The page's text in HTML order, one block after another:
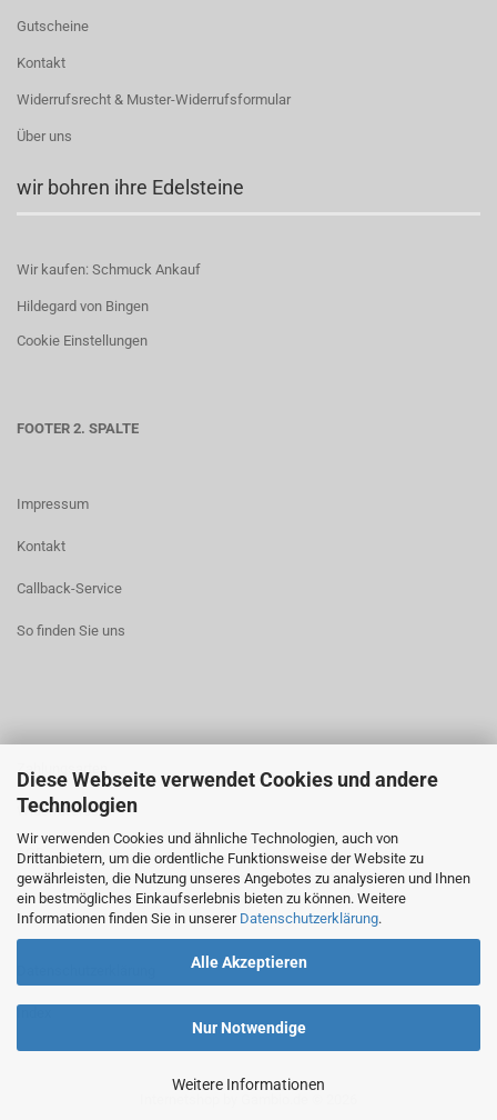
Diese Webseite verwendet Cookies und andere
Technologien
Wir verwenden Cookies und ähnliche Technologien, auch von
Drittanbietern, um die ordentliche Funktionsweise der Website zu
gewährleisten, die Nutzung unseres Angebotes zu analysieren und Ihnen
ein bestmögliches Einkaufserlebnis bieten zu können. Weitere
Informationen finden Sie in unserer Datenschutzerklärung.
Alle Akzeptieren
Nur Notwendige
Weitere Informationen
Gutscheine
Kontakt
Widerrufsrecht & Muster-Widerrufsformular
Über uns
wir bohren ihre Edelsteine
Wir kaufen: Schmuck Ankauf
Hildegard von Bingen
Cookie Einstellungen
FOOTER 2. SPALTE
Impressum
Kontakt
Callback-Service
So finden Sie uns
Zahlungsarten
Widerrufsrecht
AGB